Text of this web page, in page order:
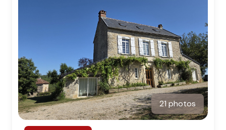
21 photos